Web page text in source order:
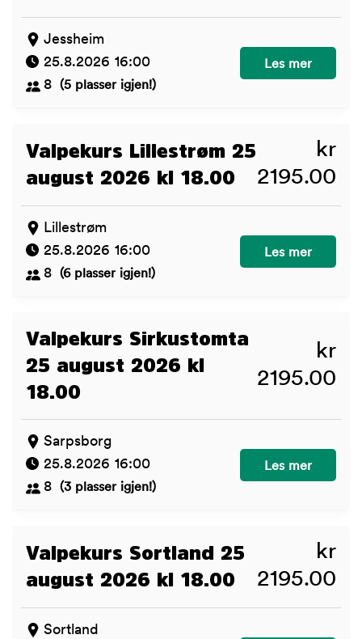
Jessheim
25.8.2026 16:00
8
(5 plasser igjen!)
Valpekurs
Les mer
Valpekurs Lillestrøm 25
august 2026 kl 18.00
kr
2195.00
Lillestrøm
25.8.2026 16:00
8
(6 plasser igjen!)
Valpekurs
Les mer
Valpekurs Sirkustomta
25 august 2026 kl
18.00
kr
2195.00
Sarpsborg
25.8.2026 16:00
8
(3 plasser igjen!)
Valpekurs
Les mer
Valpekurs Sortland 25
august 2026 kl 18.00
kr
2195.00
Sortland